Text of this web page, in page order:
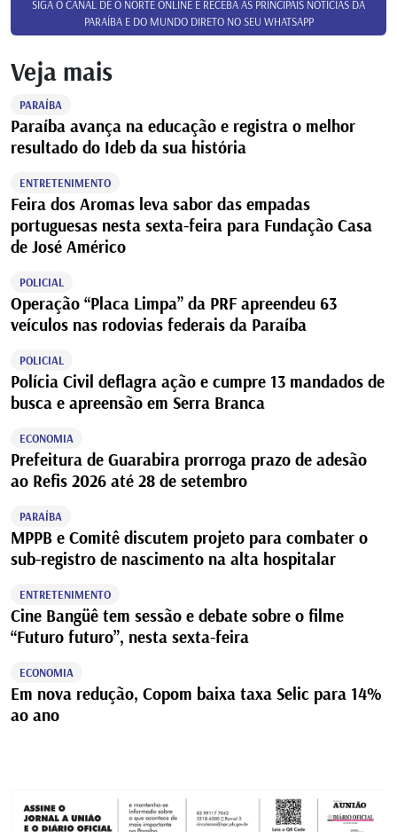
SIGA O CANAL DE O NORTE ONLINE E RECEBA AS PRINCIPAIS NOTÍCIAS DA
PARAÍBA E DO MUNDO DIRETO NO SEU WHATSAPP
Veja mais
PARAÍBA
Paraíba avança na educação e registra o melhor
resultado do Ideb da sua história
ENTRETENIMENTO
Feira dos Aromas leva sabor das empadas
portuguesas nesta sexta-feira para Fundação Casa
de José Américo
POLICIAL
Operação “Placa Limpa” da PRF apreendeu 63
veículos nas rodovias federais da Paraíba
POLICIAL
Polícia Civil deflagra ação e cumpre 13 mandados de
busca e apreensão em Serra Branca
ECONOMIA
Prefeitura de Guarabira prorroga prazo de adesão
ao Refis 2026 até 28 de setembro
PARAÍBA
MPPB e Comitê discutem projeto para combater o
sub-registro de nascimento na alta hospitalar
ENTRETENIMENTO
Cine Bangüê tem sessão e debate sobre o filme
“Futuro futuro”, nesta sexta-feira
ECONOMIA
Em nova redução, Copom baixa taxa Selic para 14%
ao ano